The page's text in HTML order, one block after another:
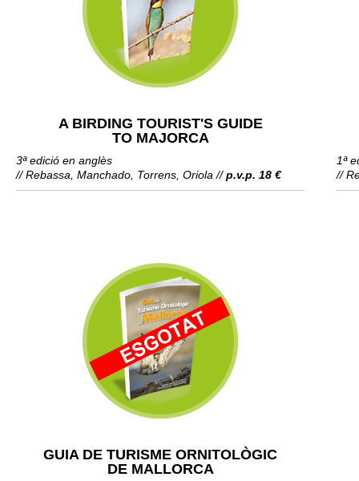
A BIRDING TOURIST'S GUIDE
TO MAJORCA
3ª edició en anglès
// Rebassa, Manchado, Torrens, Oriola //p.v.p. 18 €
1ª
//
GUIA DE TURISME ORNITOLÒGIC
DE MALLORCA